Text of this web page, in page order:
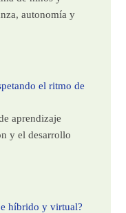
autonomía y
el ritmo de
aprendizaje
y el desarrollo
híbrido y virtual?